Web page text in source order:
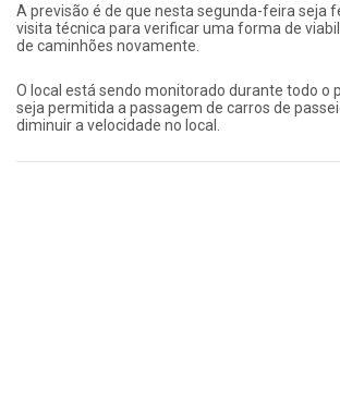
A previsão é de que nesta segunda-feira seja
visita técnica para verificar uma forma de
de caminhões novamente.
O local está sendo monitorado durante todo o
seja permitida a passagem de carros de
diminuir a velocidade no local.